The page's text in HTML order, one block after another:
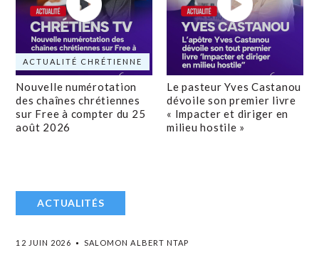
ACTUALITÉ CHRÉTIENNE
Nouvelle numérotation
des chaînes chrétiennes
sur Free à compter du 25
août 2026
Le pasteur Yves Castanou
dévoile son premier livre
« Impacter et diriger en
milieu hostile »
ACTUALITÉS
12 JUIN 2026 SALOMON ALBERT NTAP